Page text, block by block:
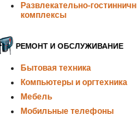
Развлекательно-
комплексы
РЕМОНТ И ОБСЛУЖИВАНИЕ
Бытовая техника
Компьютеры и оргтехника
Мебель
Мобильные телефоны